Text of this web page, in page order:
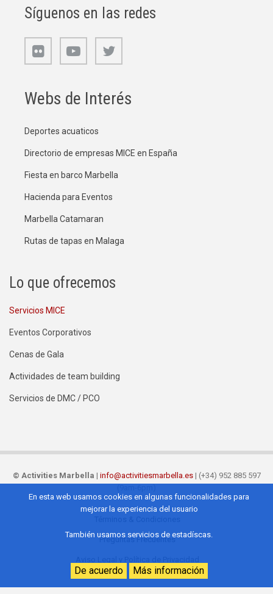
Síguenos en las redes
Webs de Interés
Deportes acuaticos
Directorio de empresas MICE en España
Fiesta en barco Marbella
Hacienda para Eventos
Marbella Catamaran
Rutas de tapas en Malaga
Lo que ofrecemos
Servicios MICE
Eventos Corporativos
Cenas de Gala
Actividades de team building
Servicios de DMC / PCO
© Activities Marbella | info@activitiesmarbella.es| (+34) 952 885 597
Preguntas Frecuentes
En esta web usamos cookies en algunas funcionalidades para
mejorar la experiencia del usuario
También usamos servicios de estadíscas.
De acuerdo Más información